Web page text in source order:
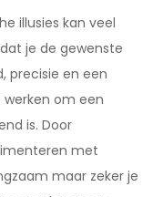
illusies kan veel
je de gewenste
precisie en een
werken om een
is. Door
met
maar zeker je